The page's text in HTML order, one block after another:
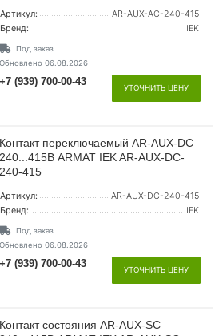
Артикул:
AR-AUX-AC-240-415
Бренд:
IEK
Под заказ
Обновлено 06.08.2026
+7 (939) 700-00-43
УТОЧНИТЬ ЦЕНУ
Контакт переключаемый AR-AUX-DC
240...415В ARMAT IEK AR-AUX-DC-
240-415
Артикул:
AR-AUX-DC-240-415
Бренд:
IEK
Под заказ
Обновлено 06.08.2026
+7 (939) 700-00-43
УТОЧНИТЬ ЦЕНУ
Контакт состояния AR-AUX-SC